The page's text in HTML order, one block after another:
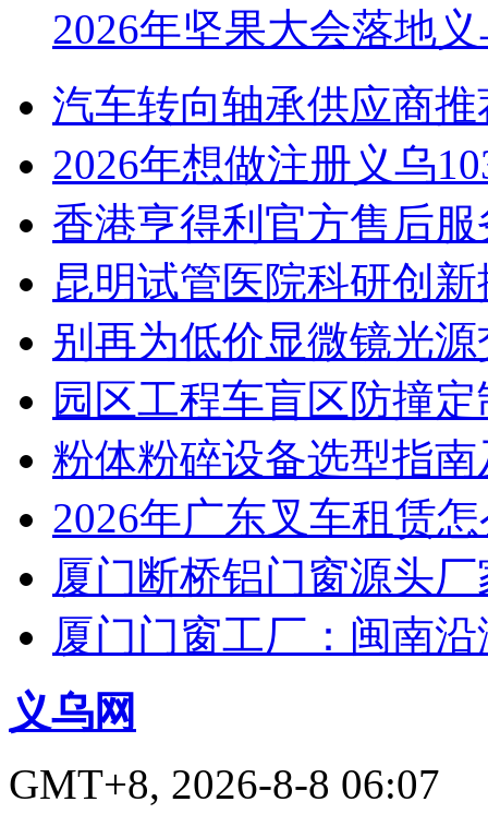
2026年坚果大会落地
汽车转向轴承供应商
2026年想做注册义乌
香港亨得利官方售后
昆明试管医院科研创
别再为低价显微镜光
园区工程车盲区防撞
粉体粉碎设备选型指
2026年广东叉车租赁
厦门断桥铝门窗源头
厦门门窗工厂：闽南
义乌网
GMT+8, 2026-8-8 06:07